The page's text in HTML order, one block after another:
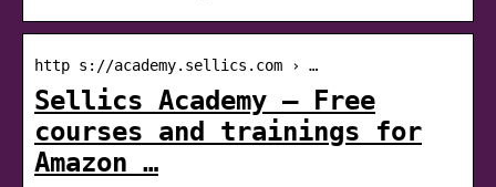
http s://academy.sellics.com › …
Sellics Academy – Free
courses and trainings for
Amazon …